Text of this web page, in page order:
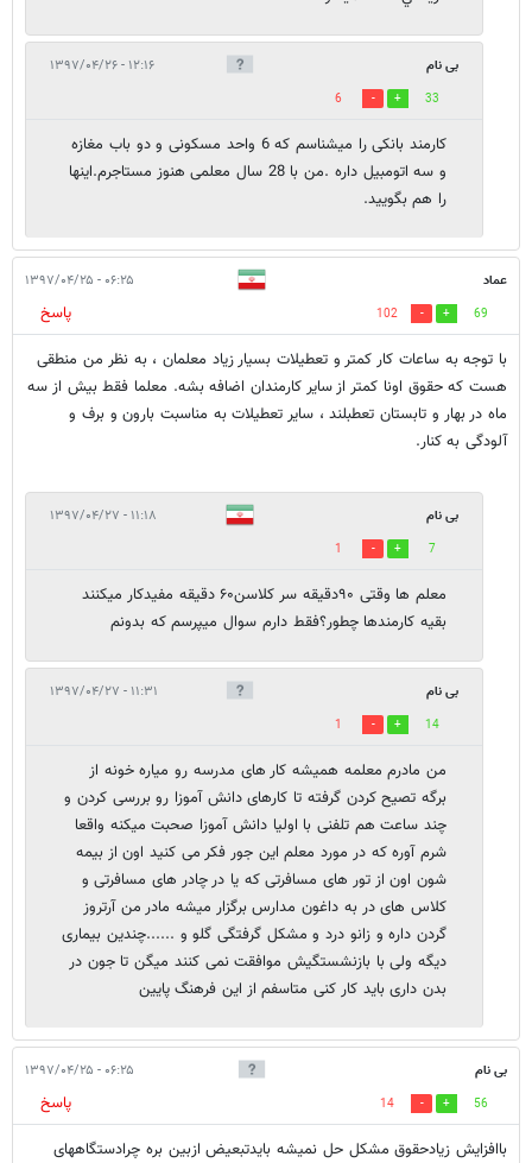
بی نام ۱۲:۱۶ - ۱۳۹۷/۰۴/۲۶
33
6
کارمند بانکی را میشناسم که 6 واحد مسکونی و دو باب مغازه
و سه اتومبیل داره .من با 28 سال معلمی هنوز مستاجرم.اینها
را هم بگویید.
عماد ۰۶:۲۵ - ۱۳۹۷/۰۴/۲۵
69
102
پاسخ
با توجه به ساعات کار کمتر و تعطیلات بسیار زیاد معلمان ، به نظر من منطقی
هست که حقوق اونا کمتر از سایر کارمندان اضافه بشه. معلما فقط بیش از سه
ماه در بهار و تابستان تعطبلند ، سایر تعطیلات به مناسبت بارون و برف و
آلودگی به کنار.
بی نام ۱۱:۱۸ - ۱۳۹۷/۰۴/۲۷
7
1
معلم ها وقتی ۹۰دقیقه سر کلاسن۶۰ دقیقه مفیدکار میکنند
بقیه کارمندها چطور؟فقط دارم سوال میپرسم که بدونم
بی نام ۱۱:۳۱ - ۱۳۹۷/۰۴/۲۷
14
1
من مادرم معلمه همیشه کار های مدرسه رو میاره خونه از
برگه تصیح کردن گرفته تا کارهای دانش آموزا رو بررسی کردن و
چند ساعت هم تلفنی با اولیا دانش آموزا صحبت میکنه واقعا
شرم آوره که در مورد معلم این جور فکر می کنید اون از بیمه
شون اون از تور های مسافرتی که یا در چادر های مسافرتی و
کلاس های در به داغون مدارس برگزار میشه مادر من آرتروز
گردن داره و زانو درد و مشکل گرفتگی گلو و ......چندین بیماری
دیگه ولی با بازنشستگیش موافقت نمی کنند میگن تا جون در
بدن داری باید کار کنی متاسفم از این فرهنگ پایین
بی نام ۰۶:۲۵ - ۱۳۹۷/۰۴/۲۵
56
14
پاسخ
باافزایش زیادحقوق مشکل حل نمیشه بایدتبعیض ازبین بره چرادستگاههای